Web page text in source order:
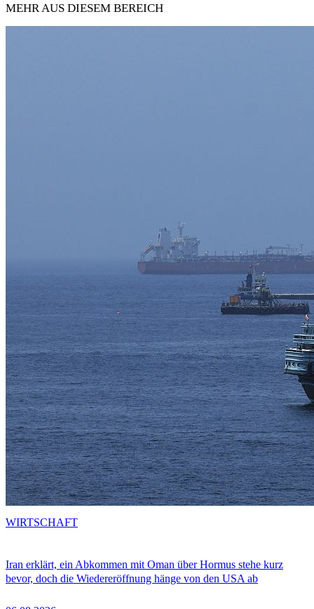
MEHR AUS DIESEM BEREICH
Iran erklärt, ein Abkommen mit Oman über Hormus stehe kurz
bevor, doch die Wiedereröffnung hänge von den USA ab
WIRTSCHAFT